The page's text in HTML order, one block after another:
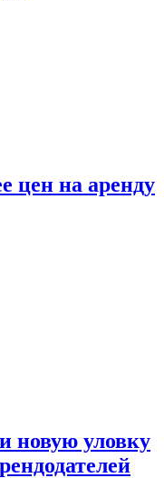
цен на аренду
новую уловку